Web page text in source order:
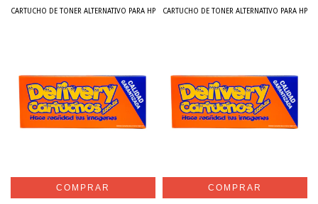
CARTUCHO DE TONER ALTERNATIVO PARA HP CARTUCHO DE TONER ALTERNATIVO PARA HP